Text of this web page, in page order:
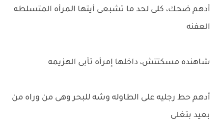
أدهم ضحك، كلى لحد ما تشبعى أيتها المرأه المتسلطه
العفنه
شاهنده مسكتتش، داخلها إمرأه تأبى الهزيمه
أدهم حط رجليه على الطاوله وشه للبحر وهى من وراه من
بعيد بتغلى